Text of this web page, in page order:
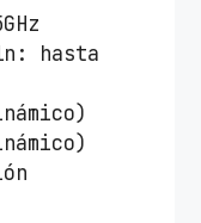
hasta